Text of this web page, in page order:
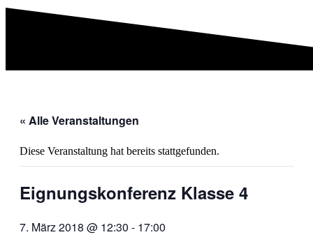
« Alle Veranstaltungen
Diese Veranstaltung hat bereits stattgefunden.
Eignungskonferenz Klasse 4
7. März 2018 @ 12:30 - 17:00